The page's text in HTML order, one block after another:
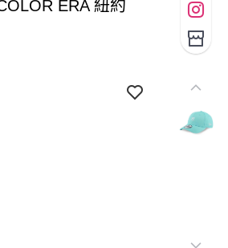
ERA 紐約